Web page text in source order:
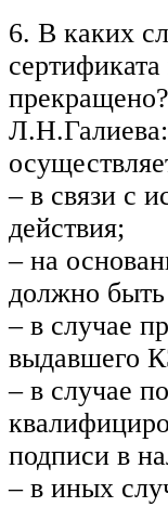
6. В каких
прекращено?
– в связи с
действия;
– на
должно
– в случае
выдавшего
– в случае
подписи в
– в иных